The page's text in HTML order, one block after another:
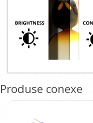
Produse conexe